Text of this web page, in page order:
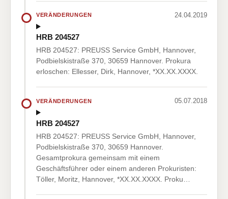
VERÄNDERUNGEN 24.04.2019
HRB 204527
HRB 204527: PREUSS Service GmbH, Hannover,
Podbielskistraße 370, 30659 Hannover. Prokura
erloschen: Ellesser, Dirk, Hannover, *XX.XX.XXXX.
VERÄNDERUNGEN 05.07.2018
HRB 204527
HRB 204527: PREUSS Service GmbH, Hannover,
Podbielskistraße 370, 30659 Hannover.
Gesamtprokura gemeinsam mit einem
Geschäftsführer oder einem anderen Prokuristen:
Töller, Moritz, Hannover, *XX.XX.XXXX. Proku…